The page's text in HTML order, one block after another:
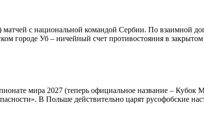
с национальной командой Сербии. По взаимной
городе Уб – ничейный счет противостояния в
мира 2027 (теперь официальное название – Кубок
В Польше действительно царят русофобские